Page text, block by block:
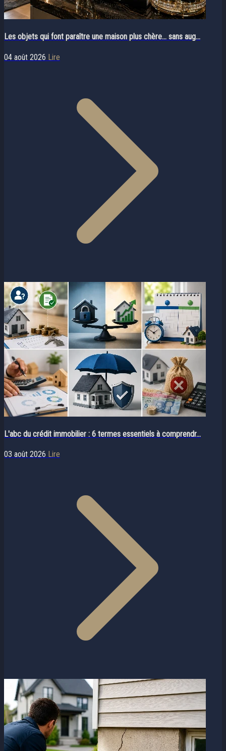
Les objets qui font paraître une maison plus chère… sans aug...
04 août 2026 Lire
L'abc du crédit immobilier : 6 termes essentiels à comprendr...
03 août 2026 Lire